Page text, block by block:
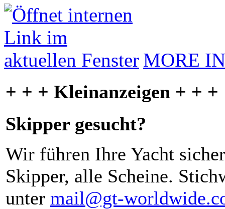
MORE
+ + + Kleinanzeigen + + +
Skipper gesucht?
Wir führen Ihre Yacht
Skipper, alle Scheine.
unter mail@gt-